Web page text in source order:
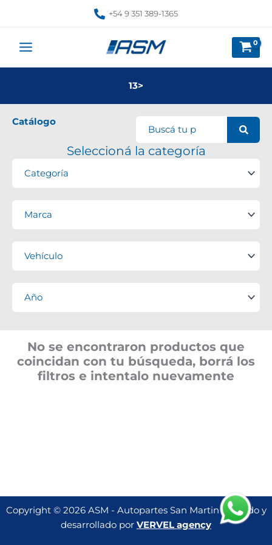
+54 9 351 389-1365
13>
Catálogo
Seleccioná la categoría
No se encontraron productos que
coincidan con tu búsqueda, borrá los
filtros e intentalo nuevamente
Copyright © 2026 ASM - Autopartes San Martin | Creado y
desarrollado por VERVEL agency